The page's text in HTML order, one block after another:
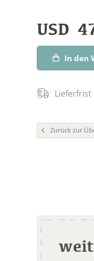
USD
In den
Lieferfrist
Zurück zur